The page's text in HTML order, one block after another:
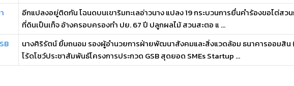
อีกแปลงอยู่ติดกัน โฉนดบนเขาริมทะเลอ่าวนาง แปลง 19 กระบวนการยื่นคําร้องขอไต่สว
ที่ดินเป็นเท็จ อ้างครอบครองทำ ปย. 67 ปี ปลูกผลไม้ สวนสะตอ แ ...
นางศิริรัตน์ ยิ้มถนอม รองผู้อำนวยการฝ่ายพัฒนาสังคมและสิ่งแวดล้อม ธนาคารออมสิน
โร้ดโชว์ประชาสัมพันธ์โครงการประกวด GSB สุดยอด SMEs Startup ...